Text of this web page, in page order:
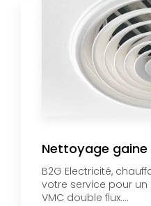
Nettoyage gaine
B2G Electricité,
votre service pour
VMC double flux....